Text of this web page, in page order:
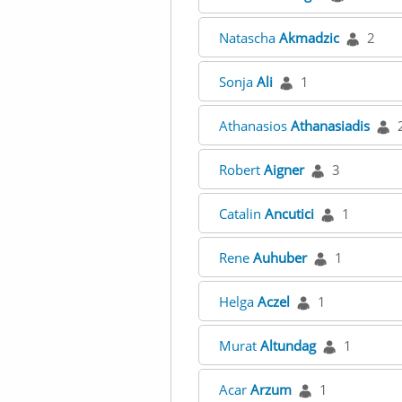
Natascha Akmadzic 2
Sonja Ali 1
Athanasios Athanasiadis
Robert Aigner 3
Catalin Ancutici 1
Rene Auhuber 1
Helga Aczel 1
Murat Altundag 1
Acar Arzum 1